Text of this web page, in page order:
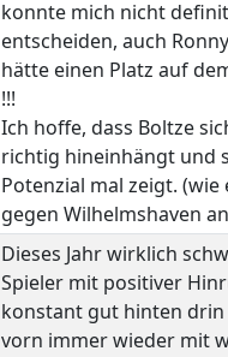
konnte mich nicht
entscheiden, auch
hätte einen Platz auf
!!!
Ich hoffe, dass Boltze
richtig hineinhängt und
Potenzial mal zeigt. (wie
gegen Wilhelmshaven
Dieses Jahr wirklich
Spieler mit positiver
konstant gut hinten drin
vorn immer wieder mit